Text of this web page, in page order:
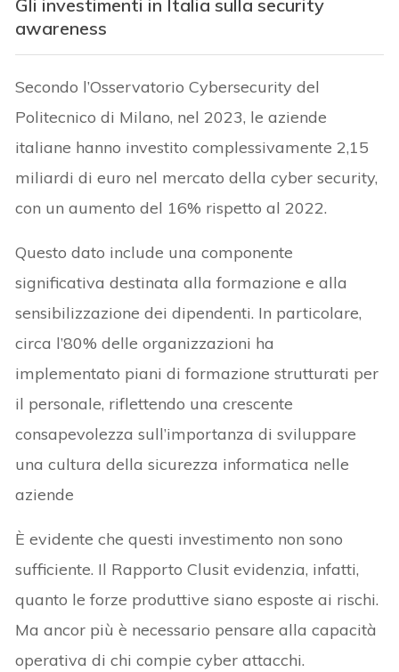
Gli investimenti in Italia sulla security
awareness
Secondo l’Osservatorio Cybersecurity del
Politecnico di Milano, nel 2023, le aziende
italiane hanno investito complessivamente 2,15
miliardi di euro nel mercato della cyber security,
con un aumento del 16% rispetto al 2022.
Questo dato include una componente
significativa destinata alla formazione e alla
sensibilizzazione dei dipendenti. In particolare,
circa l’80% delle organizzazioni ha
implementato piani di formazione strutturati per
il personale, riflettendo una crescente
consapevolezza sull’importanza di sviluppare
una cultura della sicurezza informatica nelle
aziende
È evidente che questi investimento non sono
sufficiente. Il Rapporto Clusit evidenzia, infatti,
quanto le forze produttive siano esposte ai rischi.
Ma ancor più è necessario pensare alla capacità
operativa di chi compie cyber attacchi.